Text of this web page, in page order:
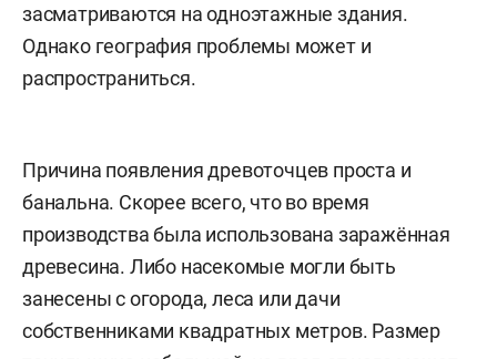
засматриваются на одноэтажные здания.
Однако география проблемы может и
распространиться.
Причина появления древоточцев проста и
банальна. Скорее всего, что во время
производства была использована заражённая
древесина. Либо насекомые могли быть
занесены с огорода, леса или дачи
собственниками квадратных метров. Размер